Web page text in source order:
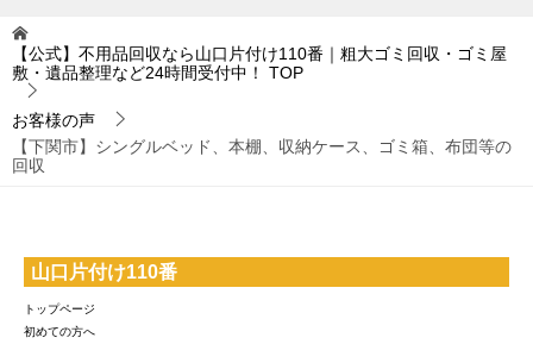
【公式】不用品回収なら山口片付け110番｜粗大ゴミ回収・ゴミ屋
敷・遺品整理など24時間受付中！
TOP
お客様の声
【下関市】シングルベッド、本棚、収納ケース、ゴミ箱、布団等の
回収
山口片付け110番
トップページ
初めての方へ